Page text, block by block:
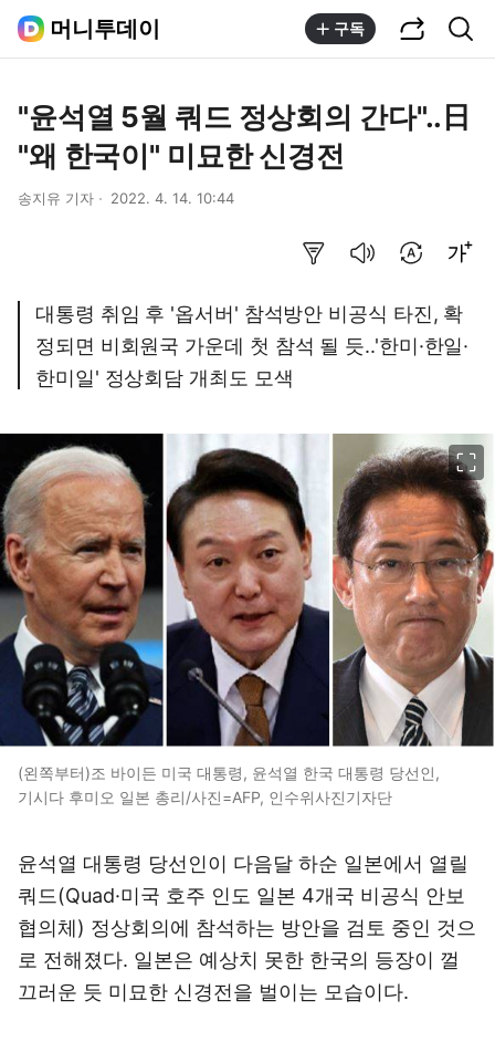
머니투데이 구독
"윤석열 5월 쿼드 정상회의 간다"..日
"왜 한국이" 미묘한 신경전
송지유 기자 2022. 4. 14. 10:44
대통령 취임 후 '옵서버' 참석방안 비공식 타진, 확
정되면 비회원국 가운데 첫 참석 될 듯..'한미·한일·
한미일' 정상회담 개최도 모색
(왼쪽부터)조 바이든 미국 대통령, 윤석열 한국 대통령 당선인,
기시다 후미오 일본 총리/사진=AFP, 인수위사진기자단
윤석열 대통령 당선인이 다음달 하순 일본에서 열릴
쿼드(Quad·미국 호주 인도 일본 4개국 비공식 안보
협의체) 정상회의에 참석하는 방안을 검토 중인 것으
로 전해졌다. 일본은 예상치 못한 한국의 등장이 껄
끄러운 듯 미묘한 신경전을 벌이는 모습이다.